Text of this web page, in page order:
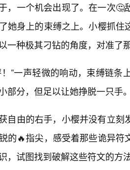
，一个机会出现了。在一次🤔
她身上的束缚之上。小樱抓
一种极其刁钻的角度，对准了
！”一声轻微的响动，束缚链
部分，但足以让她挣脱一只手
自由的右手，小樱并没有立
的🔥指尖，感受着那些诡异
，试图找到破解这些符文的方